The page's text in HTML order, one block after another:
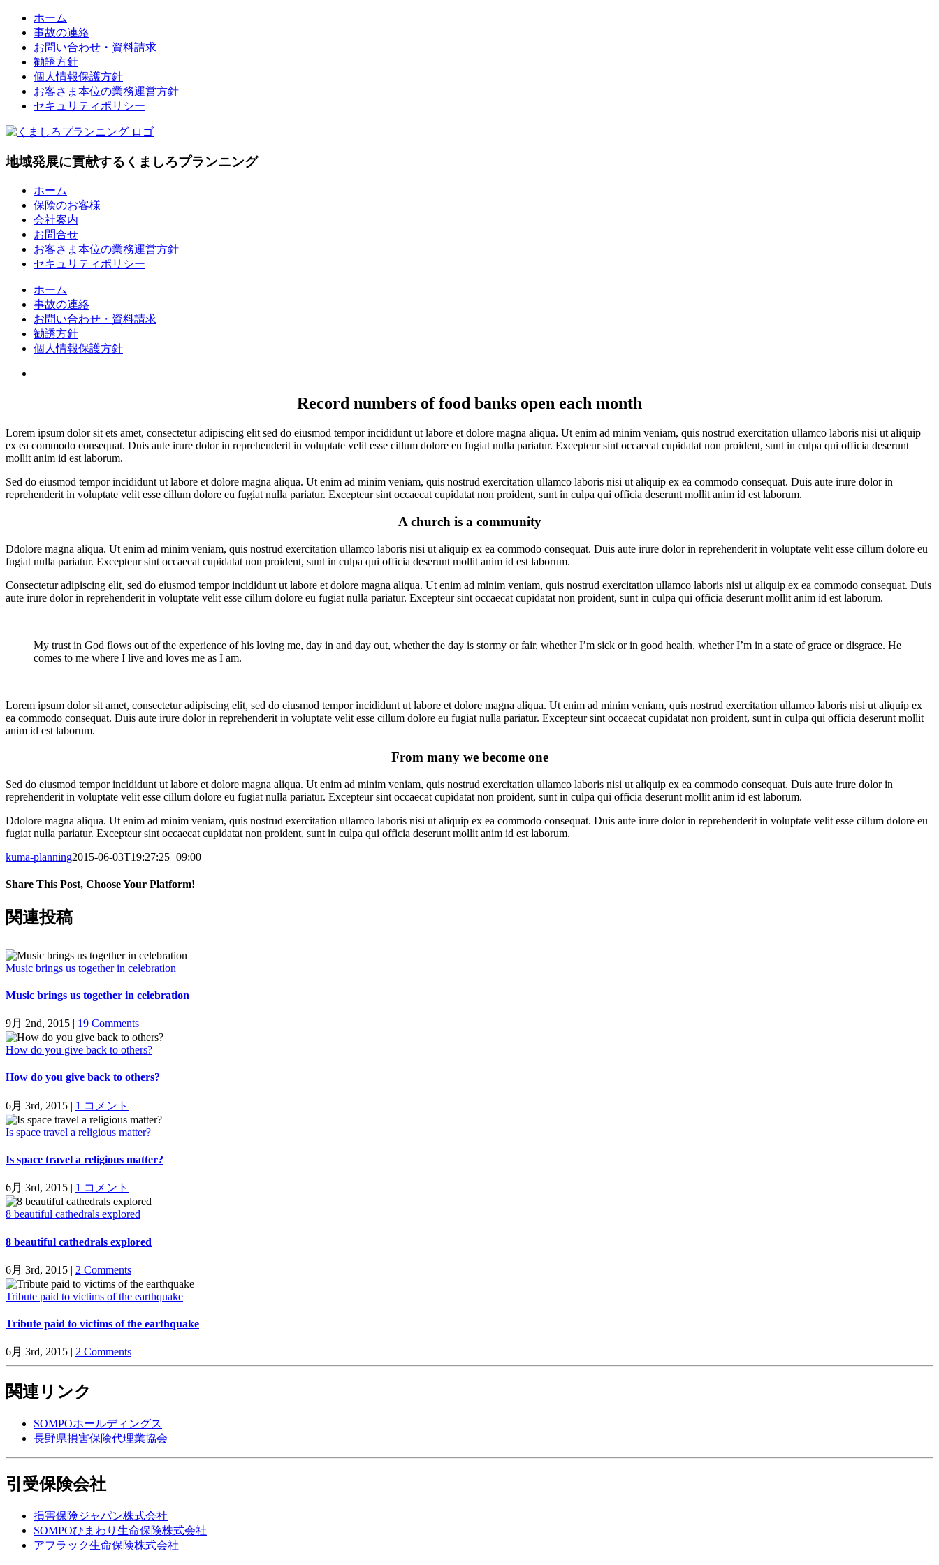
Skip
content
ホーム
事故の連絡
お問い合わせ・資料請求
勧誘方針
個人情報保護方針
お客さま本位の業務運営方針
セキュリティポリシー
地域発展に貢献するくましろプランニング
ホーム
保険のお客様
会社案内
お問合せ
お客さま本位の業務運営方針
セキュリティポリシー
ホーム
事故の連絡
お問い合わせ・資料請求
勧誘方針
個人情報保護方針
Record numbers of food banks open each month
Lorem ipsum dolor sit ets amet, consectetur adipiscing elit sed do eiusmod tempor incididunt ut labore et dolore magna aliqua. Ut enim ad minim veniam, quis nostrud exercitation ullamco laboris nisi ut aliquip
ex ea commodo consequat. Duis aute irure dolor in reprehenderit in voluptate velit esse cillum dolore eu fugiat nulla pariatur. Excepteur sint occaecat cupidatat non proident, sunt in culpa qui officia deserunt
mollit anim id est laborum.
Sed do eiusmod tempor incididunt ut labore et dolore magna aliqua. Ut enim ad minim veniam, quis nostrud exercitation ullamco laboris nisi ut aliquip ex ea commodo consequat. Duis aute irure dolor in
reprehenderit in voluptate velit esse cillum dolore eu fugiat nulla pariatur. Excepteur sint occaecat cupidatat non proident, sunt in culpa qui officia deserunt mollit anim id est laborum.
A church is a community
Ddolore magna aliqua. Ut enim ad minim veniam, quis nostrud exercitation ullamco laboris nisi ut aliquip ex ea commodo consequat. Duis aute irure dolor in reprehenderit in voluptate velit esse cillum dolore eu
fugiat nulla pariatur. Excepteur sint occaecat cupidatat non proident, sunt in culpa qui officia deserunt mollit anim id est laborum.
Consectetur adipiscing elit, sed do eiusmod tempor incididunt ut labore et dolore magna aliqua. Ut enim ad minim veniam, quis nostrud exercitation ullamco laboris nisi ut aliquip ex ea commodo consequat. Duis
aute irure dolor in reprehenderit in voluptate velit esse cillum dolore eu fugiat nulla pariatur. Excepteur sint occaecat cupidatat non proident, sunt in culpa qui officia deserunt mollit anim id est laborum.
My trust in God flows out of the experience of his loving me, day in and day out, whether the day is stormy or fair, whether I’m sick or in good health, whether I’m in a state of grace or disgrace. He
comes to me where I live and loves me as I am.
Lorem ipsum dolor sit amet, consectetur adipiscing elit, sed do eiusmod tempor incididunt ut labore et dolore magna aliqua. Ut enim ad minim veniam, quis nostrud exercitation ullamco laboris nisi ut aliquip ex
ea commodo consequat. Duis aute irure dolor in reprehenderit in voluptate velit esse cillum dolore eu fugiat nulla pariatur. Excepteur sint occaecat cupidatat non proident, sunt in culpa qui officia deserunt mollit
anim id est laborum.
From many we become one
Sed do eiusmod tempor incididunt ut labore et dolore magna aliqua. Ut enim ad minim veniam, quis nostrud exercitation ullamco laboris nisi ut aliquip ex ea commodo consequat. Duis aute irure dolor in
reprehenderit in voluptate velit esse cillum dolore eu fugiat nulla pariatur. Excepteur sint occaecat cupidatat non proident, sunt in culpa qui officia deserunt mollit anim id est laborum.
Ddolore magna aliqua. Ut enim ad minim veniam, quis nostrud exercitation ullamco laboris nisi ut aliquip ex ea commodo consequat. Duis aute irure dolor in reprehenderit in voluptate velit esse cillum dolore eu
fugiat nulla pariatur. Excepteur sint occaecat cupidatat non proident, sunt in culpa qui officia deserunt mollit anim id est laborum.
kuma-planning2015-06-03T19:27:25+09:00
Share This Post, Choose Your Platform!
Facebook
X
Reddit
LinkedIn
WhatsApp
Tumblr
Pinterest
関連投稿
Music brings us together in celebration
Music brings us together in celebration
9月 2nd, 2015 | 19 Comments
How do you give back to others?
How do you give back to others?
6月 3rd, 2015 | 1 コメント
Is space travel a religious matter?
Is space travel a religious matter?
6月 3rd, 2015 | 1 コメント
8 beautiful cathedrals explored
8 beautiful cathedrals explored
6月 3rd, 2015 | 2 Comments
Tribute paid to victims of the earthquake
Tribute paid to victims of the earthquake
6月 3rd, 2015 | 2 Comments
関連リンク
SOMPOホールディングス
長野県損害保険代理業協会
引受保険会社
損害保険ジャパン株式会社
SOMPOひまわり生命保険株式会社
アフラック生命保険株式会社